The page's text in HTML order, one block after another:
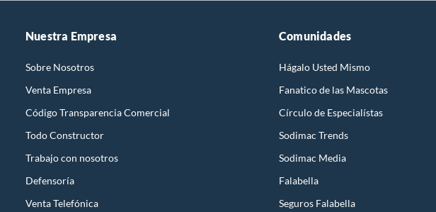
Nuestra Empresa
Sobre Nosotros
Venta Empresa
Código Transparencia Comercial
Todo Constructor
Trabajo con nosotros
Defensoría
Venta Telefónica
Comunidades
Hágalo Usted Mismo
Fanatico de las Mascotas
Círculo de Especialístas
Sodimac Trends
Sodimac Media
Falabella
Seguros Falabella